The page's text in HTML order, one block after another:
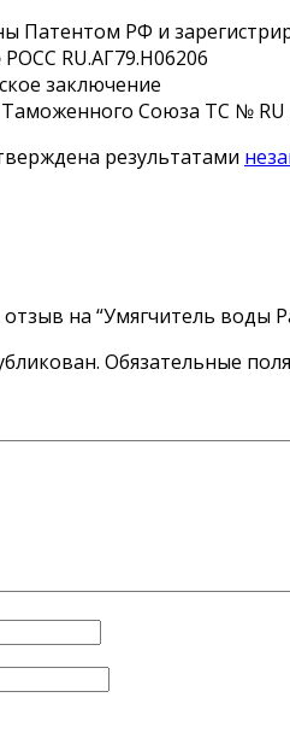
Патентом РФ и
RU.АГ79.Н06206
заключение
Союза ТС № RU
результатами
на “Умягчитель воды
Обязательные